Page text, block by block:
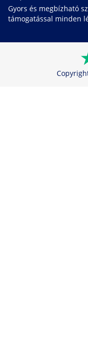
Gyors és megbízható
támogatással minden